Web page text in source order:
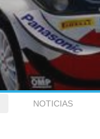
NOTICIAS